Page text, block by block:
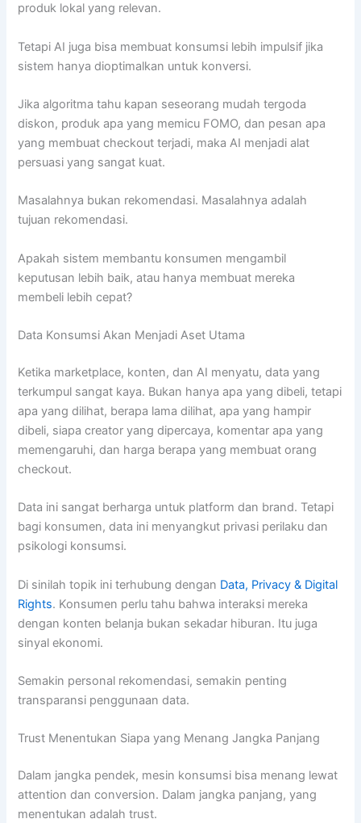
produk lokal yang relevan.
Tetapi AI juga bisa membuat konsumsi lebih impulsif jika
sistem hanya dioptimalkan untuk konversi.
Jika algoritma tahu kapan seseorang mudah tergoda
diskon, produk apa yang memicu FOMO, dan pesan apa
yang membuat checkout terjadi, maka AI menjadi alat
persuasi yang sangat kuat.
Masalahnya bukan rekomendasi. Masalahnya adalah
tujuan rekomendasi.
Apakah sistem membantu konsumen mengambil
keputusan lebih baik, atau hanya membuat mereka
membeli lebih cepat?
Data Konsumsi Akan Menjadi Aset Utama
Ketika marketplace, konten, dan AI menyatu, data yang
terkumpul sangat kaya. Bukan hanya apa yang dibeli, tetapi
apa yang dilihat, berapa lama dilihat, apa yang hampir
dibeli, siapa creator yang dipercaya, komentar apa yang
memengaruhi, dan harga berapa yang membuat orang
checkout.
Data ini sangat berharga untuk platform dan brand. Tetapi
bagi konsumen, data ini menyangkut privasi perilaku dan
psikologi konsumsi.
Di sinilah topik ini terhubung dengan Data, Privacy & Digital
Rights. Konsumen perlu tahu bahwa interaksi mereka
dengan konten belanja bukan sekadar hiburan. Itu juga
sinyal ekonomi.
Semakin personal rekomendasi, semakin penting
transparansi penggunaan data.
Trust Menentukan Siapa yang Menang Jangka Panjang
Dalam jangka pendek, mesin konsumsi bisa menang lewat
attention dan conversion. Dalam jangka panjang, yang
menentukan adalah trust.